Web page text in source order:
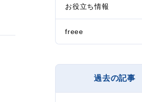
お役立ち情報
freee
過去の記事